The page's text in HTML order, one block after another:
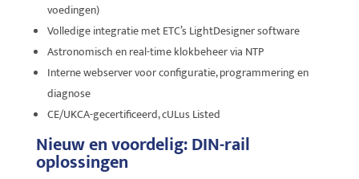
voedingen)
Volledige integratie met ETC’s LightDesigner software
Astronomisch en real-time klokbeheer via NTP
Interne webserver voor configuratie, programmering en
diagnose
CE/UKCA-gecertificeerd, cULus Listed
Nieuw en voordelig: DIN-rail
oplossingen